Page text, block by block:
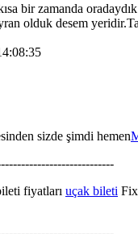
bir zamanda
olduk desem
sizde şimdi hemen
fiyatları uçak bileti